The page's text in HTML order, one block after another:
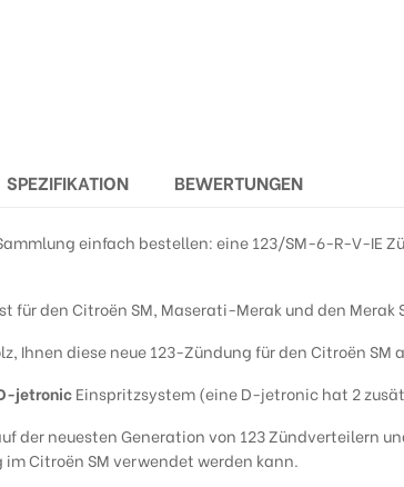
SPEZIFIKATION BEWERTUNGEN
einfach bestellen: eine 123/SM-6-R-V-IE
für den Citroën SM, Maserati-Merak und den Merak
Ihnen diese neue 123-Zündung für den Citroën SM
jetronicEinspritzsystem (eine D-jetronic hat 2
der neuesten Generation von 123 Zündverteilern
Citroën SM verwendet werden kann.